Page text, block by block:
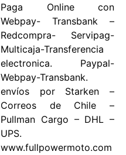
Paga Online con
Webpay- Transbank –
Redcompra- Servipag-
Multicaja-Transferencia
electronica. Paypal-
Webpay-Transbank.
envíos por Starken –
Correos de Chile –
Pullman Cargo – DHL –
UPS.
www.fullpowermoto.com